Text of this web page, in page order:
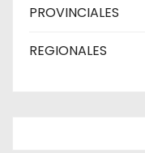
PROVINCIALES
REGIONALES